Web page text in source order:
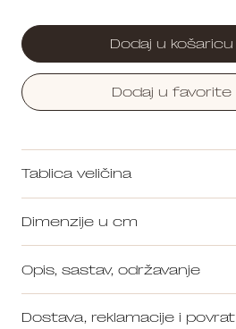
Dodaj u košaricu
Dodaj u favorite
Tablica veličina
Dimenzije u cm
Opis, sastav, održavanje
Dostava, reklamacije i povrat